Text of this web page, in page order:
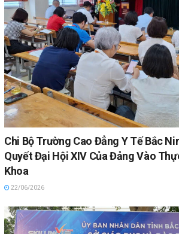
Chi Bộ Trường Cao Đẳng Y Tế Bắc
Quyết Đại Hội XIV Của Đảng Vào
Khoa
22/06/2026